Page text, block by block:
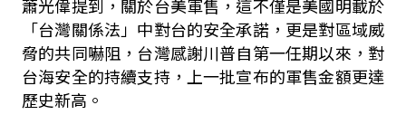
蕭光偉提到，關於台美軍售，這不僅是美國明載於
「台灣關係法」中對台的安全承諾，更是對區域威
脅的共同嚇阻，台灣感謝川普自第一任期以來，對
台海安全的持續支持，上一批宣布的軍售金額更達
歷史新高。